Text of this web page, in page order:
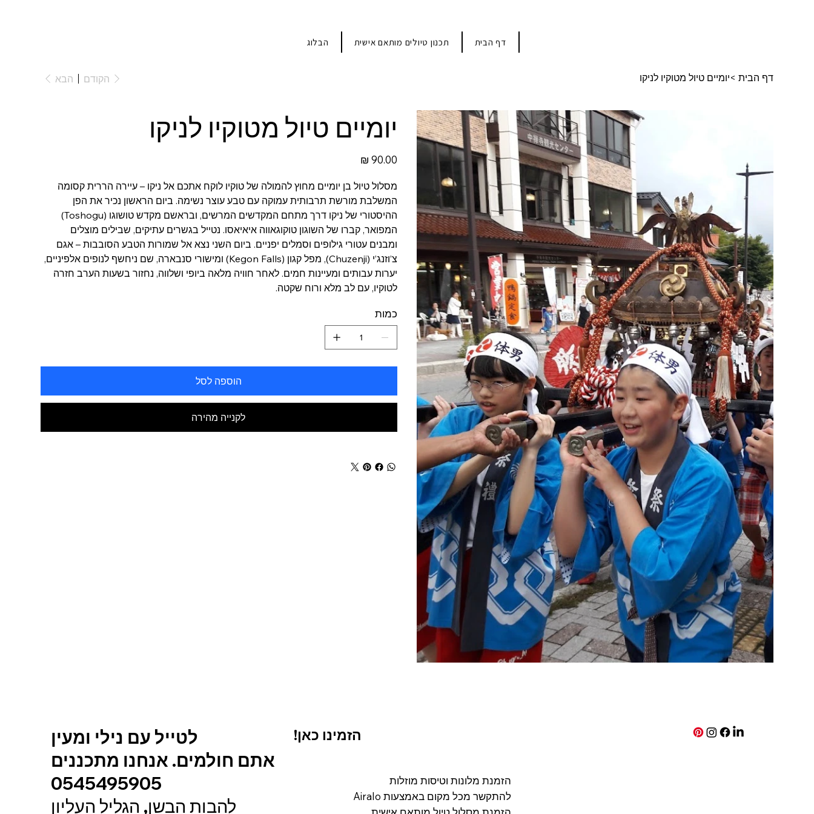
הבלוג תכנון טיולים מותאם אישית דף הבית
הבלוג תכנון טיולים מותאם אישית דף הבית
דף הבית >יומיים טיול מטוקיו לניקו הקודם הבא
יומיים טיול מטוקיו לניקו
מחיר
מסלול טיול בן יומיים מחוץ להמולה של טוקיו לוקח אתכם אל ניקו – עיירה הררית קסומה
המשלבת מורשת תרבותית עמוקה עם טבע עוצר נשימה. ביום הראשון נכיר את הפן
ההיסטורי של ניקו דרך מתחם המקדשים המרשים, ובראשם מקדש טושוגו (Toshogu)
המפואר, קברו של השוגון טוקוגאווה איאיאסו. נטייל בגשרים עתיקים, שבילים מוצלים
ומבנים עטורי גילופים וסמלים יפניים. ביום השני נצא אל שמורות הטבע הסובבות – אגם
צ’וזנג’י (Chuzenji), מפל קגון (Kegon Falls) ומישורי סנבארה, שם ניחשף לנופים אלפיניים,
יערות עבותים ומעיינות חמים. לאחר חוויה מלאה ביופי ושלווה, נחזור בשעות הערב חזרה
לטוקיו, עם לב מלא ורוח שקטה.
כמות
הוספה לסל
לקנייה מהירה
לטייל עם נילי ומעין
אתם חולמים. אנחנו מתכננים
0545495905
להבות הבשן, הגליל העליון
!הזמינו כאן
הזמנת מלונות וטיסות מוזלות
להתקשר מכל מקום באמצעות Airalo